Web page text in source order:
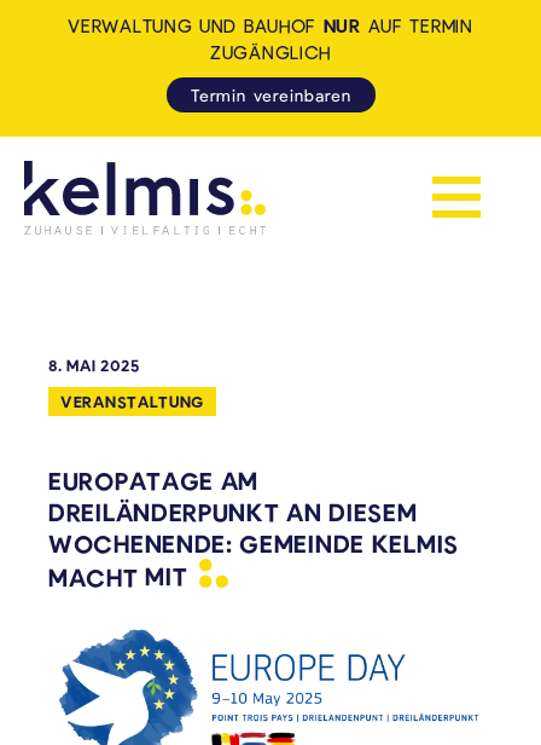
Navigation
VERWALTUNG UND BAUHOF NUR AUF TERMIN
ZUGÄNGLICH
Termin vereinbaren
8. MAI 2025
VERANSTALTUNG
EUROPATAGE AM
DREILÄNDERPUNKT AN DIESEM
WOCHENENDE: GEMEINDE KELMIS
MACHTMIT